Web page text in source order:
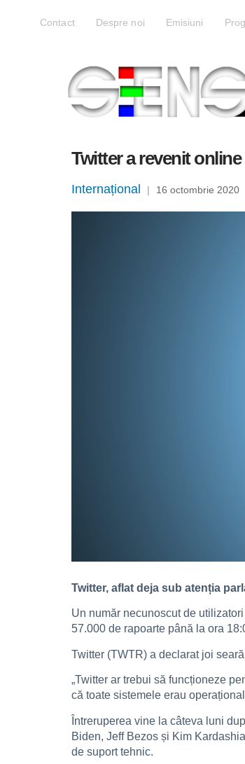
Contact Despre noi Emisiuni
Twitter a revenit
Internațional | 16 octombrie 2020
Twitter, aflat deja sub atenția
Un număr necunoscut de
57.000 de rapoarte până la ora
Twitter (TWTR) a declarat joi
„Twitter ar trebui să funcționeze
că toate sistemele erau
Întreruperea vine la câteva luni
Biden, Jeff Bezos și Kim
de suport tehnic.